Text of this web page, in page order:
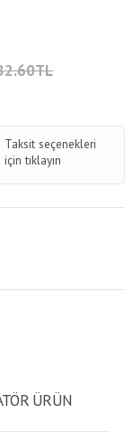
Taksit seçenekleri
için tıklayın
ÜRÜN